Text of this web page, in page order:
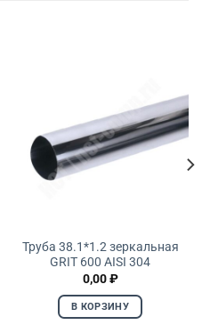
Труба 38.1*1.2 зеркальная
GRIT 600 AISI 304
0,00₽
В КОРЗИНУ